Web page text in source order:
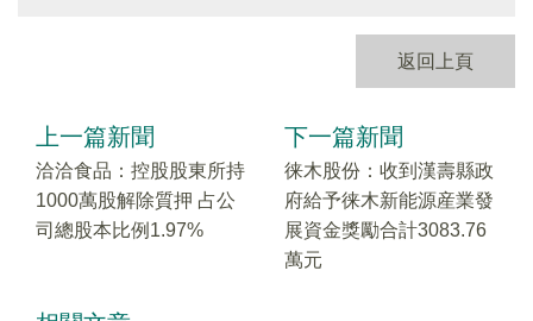
返回上頁
上一篇新聞
洽洽食品：控股股東所持
1000萬股解除質押 占公
司總股本比例1.97%
下一篇新聞
徕木股份：收到漢壽縣政
府給予徕木新能源産業發
展資金獎勵合計3083.76
萬元